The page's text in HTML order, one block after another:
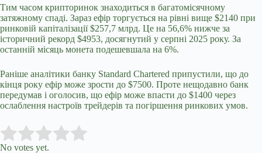
Тим часом крипторинок знаходиться в багатомісячному
затяжному спаді. Зараз ефір торгується на рівні вище $2140 при
ринковій капіталізації $257,7 млрд. Це на 56,6% нижче за
історичний рекорд $4953, досягнутий у серпні 2025 року. За
останній місяць монета подешевшала на 6%.
Раніше аналітики банку Standard Chartered припустили, що до
кінця року ефір може зрости до $7500. Проте нещодавно банк
передумав і оголосив, що ефір може впасти до $1400 через
ослаблення настроїв трейдерів та погіршення ринкових умов.
Rate this item:
No votes yet.